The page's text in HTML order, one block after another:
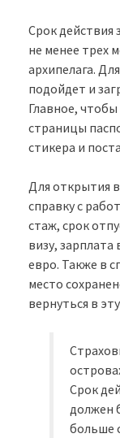
Срок действия
не менее трех
архипелага.
подойдет и
Главное,
страницы
стикера и
Для открытия
справку с
стаж, срок
визу,
евро. Также в
место
вернуться в
Срок
должен
больше